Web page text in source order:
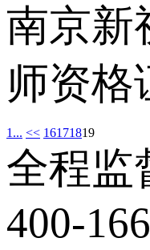
南京新
师资格
1... << 16171819
全程监
400-